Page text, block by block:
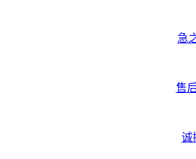
急
售
诚